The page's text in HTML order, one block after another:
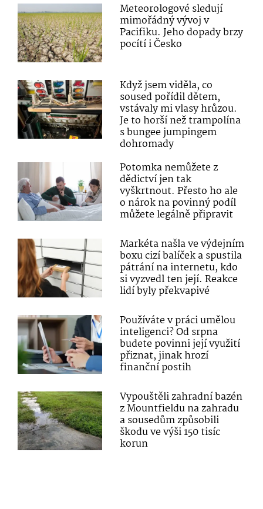
Meteorologové sledují
mimořádný vývoj v
Pacifiku. Jeho dopady brzy
pocítí i Česko
Když jsem viděla, co
soused pořídil dětem,
vstávaly mi vlasy hrůzou.
Je to horší než trampolína
s bungee jumpingem
dohromady
Potomka nemůžete z
dědictví jen tak
vyškrtnout. Přesto ho ale
o nárok na povinný podíl
můžete legálně připravit
Markéta našla ve výdejním
boxu cizí balíček a spustila
pátrání na internetu, kdo
si vyzvedl ten její. Reakce
lidí byly překvapivé
Používáte v práci umělou
inteligenci? Od srpna
budete povinni její využití
přiznat, jinak hrozí
finanční postih
Vypouštěli zahradní bazén
z Mountfieldu na zahradu
a sousedům způsobili
škodu ve výši 150 tisíc
korun